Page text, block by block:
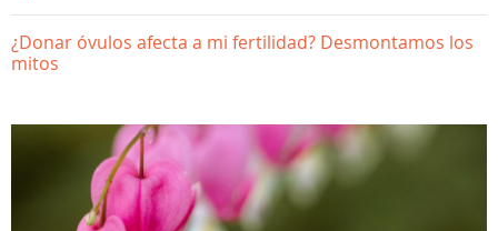
¿Donar óvulos afecta a mi fertilidad? Desmontamos los
mitos